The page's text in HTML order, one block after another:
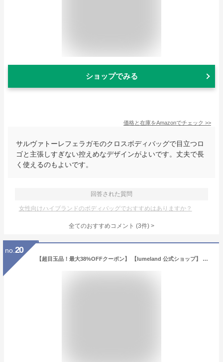
ショップでみる
価格と在庫をAmazonでチェック >>
サルヴァトーレフェラガモのクロスボディバッグで目立つロ
ゴと主張しすぎない控えめなデザインがよいです。丈夫で長
く使えるのもよいです。
回答された質問
女性向けハイブランドのボディバッグでおすすめはありますか？
全てのおすすめコメント (3件) >
no. 20
【超目玉品！最大38%OFFクーポン】 【lumeland 公式ショップ】 ボディバッグ レディース 大きめ 大容量 ボディバック マザーズバッグ 軽量 ボディーバッグ きれいめ ワンショルダーバッグ おしゃれ トラベルバッグ ショルダーバッグ ママ お散歩 自転車用 斜めがけ